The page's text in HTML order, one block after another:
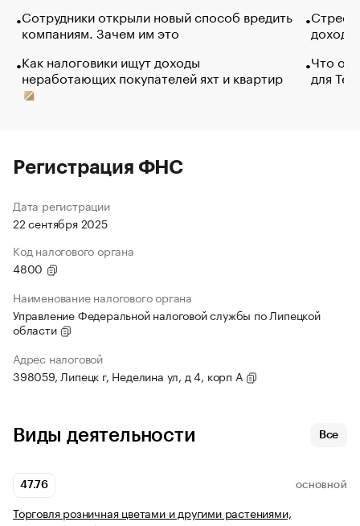
Сотрудники открыли новый способ вредить
компаниям. Зачем им это
Как налоговики ищут доходы
неработающих покупателей яхт и квартир
Что
для
Регистрация ФНС
Дата регистрации
22 сентября 2025
Код налогового органа
4800
Наименование налогового органа
Управление Федеральной налоговой службы по Липецкой
области
Адрес налоговой
398059, Липецк г, Неделина ул, д 4, корп А
Виды деятельности Все
47.76 ОСНОВНОЙ
Торговля розничная цветами и другими растениями,